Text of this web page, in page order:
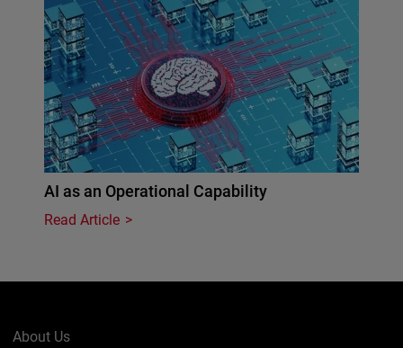
AI as an Operational Capability
Read Article
About Us